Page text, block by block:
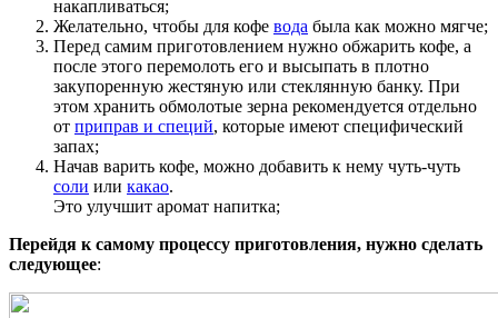
накапливаться;
Желательно, чтобы для кофе вода была как можно мягче;
Перед самим приготовлением нужно обжарить кофе, а
после этого перемолоть его и высыпать в плотно
закупоренную жестяную или стеклянную банку. При
этом хранить обмолотые зерна рекомендуется отдельно
от приправ и специй, которые имеют специфический
запах;
Начав варить кофе, можно добавить к нему чуть-чуть
соли или какао.
Это улучшит аромат напитка;
Перейдя к самому процессу приготовления, нужно сделать
следующее: